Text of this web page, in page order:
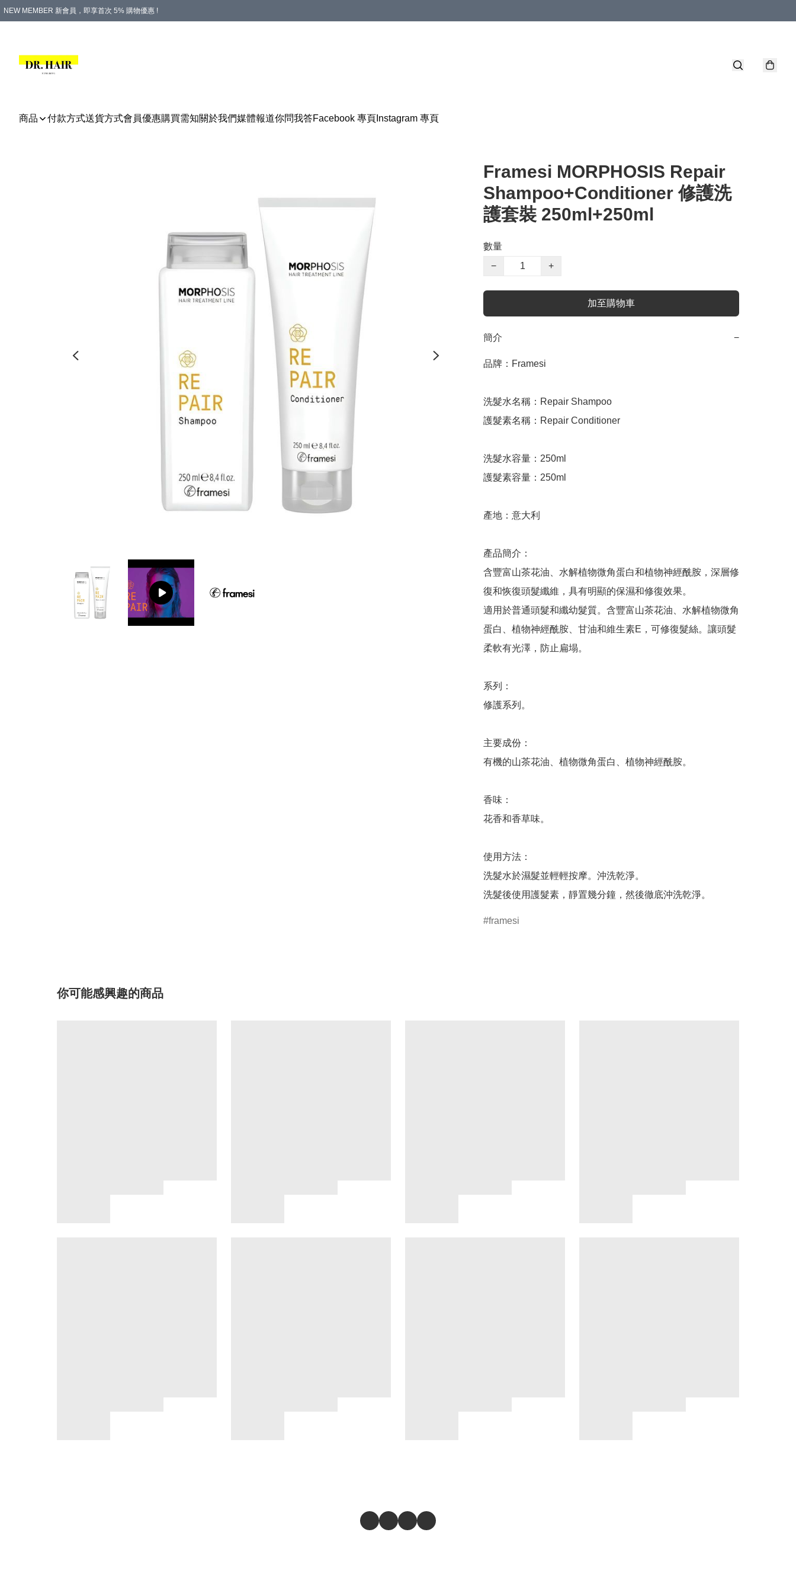
NEW MEMBER 新會員，即享首次 5% 購物優惠 !
商品 付款方式送貨方式會員優惠購買需知關於我們媒體報道你問我答Facebook 專頁 Instagram 專頁
Framesi MORPHOSIS Repair
Shampoo+Conditioner 修護洗
護套裝 250ml+250ml
數量
−
+
加至購物車
簡介 −
品牌：Framesi
洗髮水名稱：Repair Shampoo
護髮素名稱：Repair Conditioner
洗髮水容量：250ml
護髮素容量：250ml
產地：意大利
產品簡介：
含豐富山茶花油、水解植物微角蛋白和植物神經酰胺，深層修
復和恢復頭髮纖維，具有明顯的保濕和修復效果。
適用於普通頭髮和纖幼髮質。含豐富山茶花油、水解植物微角
蛋白、植物神經酰胺、甘油和維生素E，可修復髮絲。讓頭髮
柔軟有光澤，防止扁塌。
系列：
修護系列。
主要成份：
有機的山茶花油、植物微角蛋白、植物神經酰胺。
香味：
花香和香草味。
使用方法：
洗髮水於濕髮並輕輕按摩。沖洗乾淨。
洗髮後使用護髮素，靜置幾分鐘，然後徹底沖洗乾淨。
framesi
你可能感興趣的商品